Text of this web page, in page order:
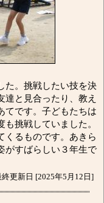
た。挑戦したい技を決
と見合ったり、教え
てです。子どもたちは
挑戦していました。
くるものです。あきら
がすばらしい３年生で
終更新日 [2025年5月12日]